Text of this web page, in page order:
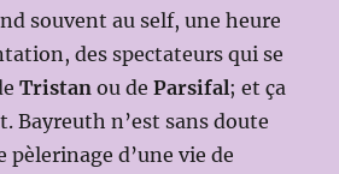
souvent au self, une heure
des spectateurs qui se
Tristan ou deParsifal; et ça
Bayreuth n’est sans doute
pèlerinage d’une vie de